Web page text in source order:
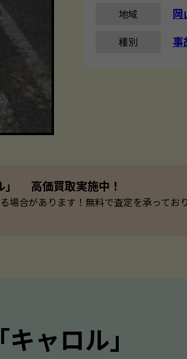
地域 岡
種別 事
」 高価買取実施中！
合があります！無料で査定を承ってお
キャロル｣